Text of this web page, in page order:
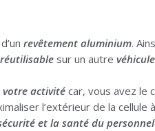
revêtement aluminium.
réutilisable sur un autre
votre activitécar, vous avez le
l’extérieur de la cellule
et la santé du personnel